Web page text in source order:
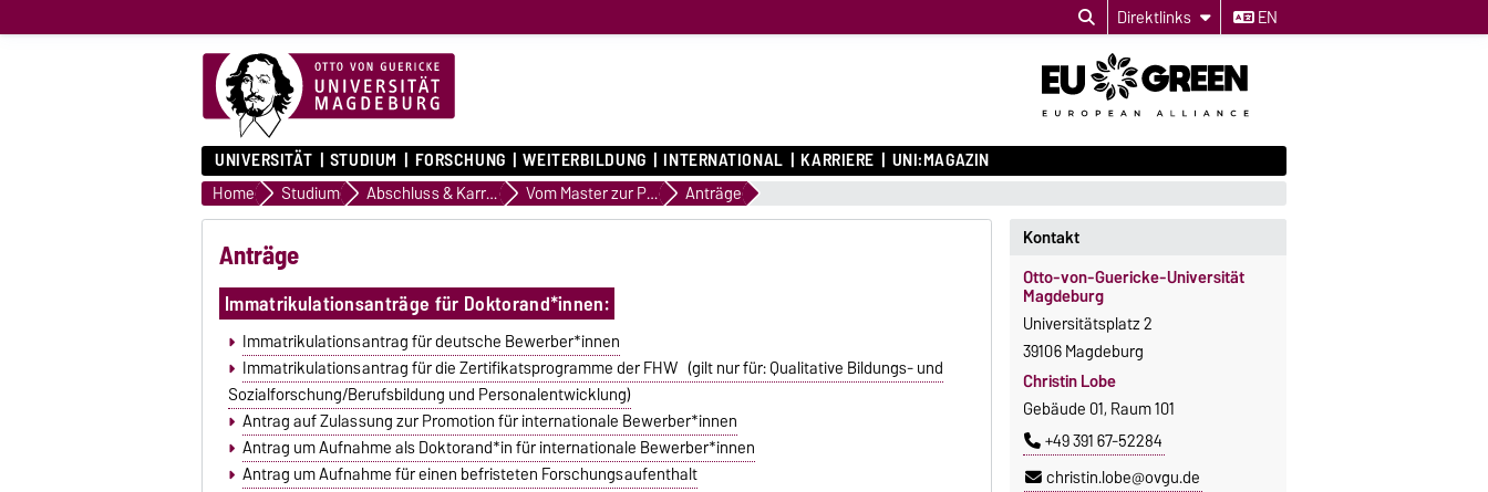
Direktlinks EN
UNIVERSITÄT STUDIUM FORSCHUNG WEITERBILDUNG INTERNATIONAL KARRIERE UNI:MAGAZIN
Home Studium Abschluss & Karriere Vom Master zur Promotion Anträge
Anträge
Immatrikulationsanträge für Doktorand*innen:
Immatrikulationsantrag für deutsche Bewerber*innen
Immatrikulationsantrag für die Zertifikatsprogramme der FHW (gilt nur für: Qualitative Bildungs- und
Sozialforschung/Berufsbildung und Personalentwicklung)
Antrag auf Zulassung zur Promotion für internationale Bewerber*innen
Antrag um Aufnahme als Doktorand*in für internationale Bewerber*innen
Antrag um Aufnahme für einen befristeten Forschungsaufenthalt
Kontakt
Otto-von-Guericke-Universität
Magdeburg
Universitätsplatz 2
39106 Magdeburg
Christin Lobe
Gebäude 01, Raum 101
+49 391 67-52284
christin.lobe@ovgu.de